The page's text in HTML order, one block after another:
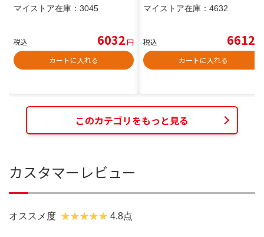
マイストア在庫： 3045
税込 6032円
カートに入れる
マイストア在庫： 4632
税込 6612
カートに入れる
このカテゴリをもっと見る
カスタマーレビュー
オススメ度 4.8点